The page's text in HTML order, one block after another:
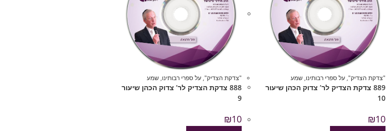
"צדקת הצדיק", על ספרי רבותינו, שמע
889 צדקת הצדיק לר’ צדוק הכהן שיעור
10
₪10
"צדקת הצדיק", על ספרי רבותינו, שמע
888 צדקת הצדיק לר’ צדוק הכהן שיעור
9
₪10